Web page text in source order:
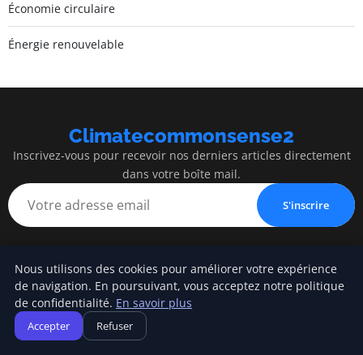
Économie circulaire
Énergie renouvelable
Climatecommonsense2
Inscrivez-vous pour recevoir nos derniers articles directement
dans votre boîte mail.
S'inscrire
Climatecommonsense2
Construire un monde plus durable, avec bon sens
Nous utilisons des cookies pour améliorer votre expérience
de navigation. En poursuivant, vous acceptez notre politique
de confidentialité. En savoir plus
Accepter Refuser